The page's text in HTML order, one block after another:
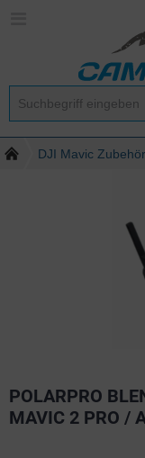
DJI Mavic Zubehör
POLARPRO
MAVIC 2 PRO /